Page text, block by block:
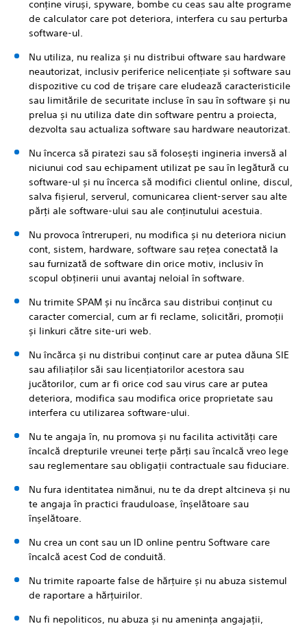
conține viruși, spyware, bombe cu ceas sau alte programe
de calculator care pot deteriora, interfera cu sau perturba
software-ul.
Nu utiliza, nu realiza și nu distribui oftware sau hardware
neautorizat, inclusiv periferice nelicențiate și software sau
dispozitive cu cod de trișare care eludează caracteristicile
sau limitările de securitate incluse în sau în software și nu
prelua și nu utiliza date din software pentru a proiecta,
dezvolta sau actualiza software sau hardware neautorizat.
Nu încerca să piratezi sau să folosești ingineria inversă al
niciunui cod sau echipament utilizat pe sau în legătură cu
software-ul și nu încerca să modifici clientul online, discul,
salva fișierul, serverul, comunicarea client-server sau alte
părți ale software-ului sau ale conținutului acestuia.
Nu provoca întreruperi, nu modifica și nu deteriora niciun
cont, sistem, hardware, software sau rețea conectată la
sau furnizată de software din orice motiv, inclusiv în
scopul obținerii unui avantaj neloial în software.
Nu trimite SPAM și nu încărca sau distribui conținut cu
caracter comercial, cum ar fi reclame, solicitări, promoții
și linkuri către site-uri web.
Nu încărca și nu distribui conținut care ar putea dăuna SIE
sau afiliaților săi sau licențiatorilor acestora sau
jucătorilor, cum ar fi orice cod sau virus care ar putea
deteriora, modifica sau modifica orice proprietate sau
interfera cu utilizarea software-ului.
Nu te angaja în, nu promova și nu facilita activități care
încalcă drepturile vreunei terțe părți sau încalcă vreo lege
sau reglementare sau obligații contractuale sau fiduciare.
Nu fura identitatea nimănui, nu te da drept altcineva și nu
te angaja în practici frauduloase, înșelătoare sau
înșelătoare.
Nu crea un cont sau un ID online pentru Software care
încalcă acest Cod de conduită.
Nu trimite rapoarte false de hărțuire și nu abuza sistemul
de raportare a hărțuirilor.
Nu fi nepoliticos, nu abuza și nu amenința angajații,